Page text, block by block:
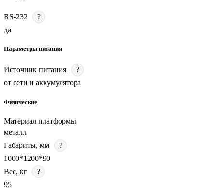
RS-232
?
да
Параметры питания
Источник питания
?
от сети и аккумулятора
Физические
Материал платформы
металл
Габариты, мм
?
1000*1200*90
Вес, кг
?
95